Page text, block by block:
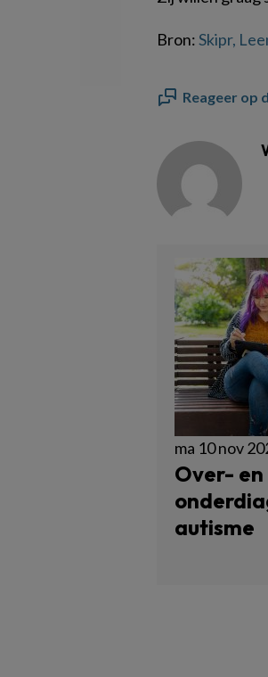
Bron:Skipr,
Reageer op
ma 10 nov
Over- en
autisme